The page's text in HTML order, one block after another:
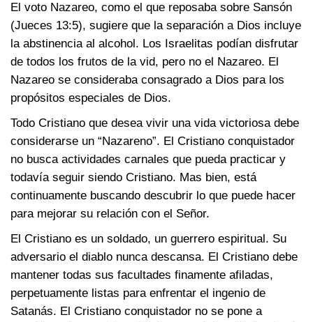
El voto Nazareo, como el que reposaba sobre Sansón
(Jueces 13:5), sugiere que la separación a Dios incluye
la abstinencia al alcohol. Los Israelitas podían disfrutar
de todos los frutos de la vid, pero no el Nazareo. El
Nazareo se consideraba consagrado a Dios para los
propósitos especiales de Dios.
Todo Cristiano que desea vivir una vida victoriosa debe
considerarse un “Nazareno”. El Cristiano conquistador
no busca actividades carnales que pueda practicar y
todavía seguir siendo Cristiano. Mas bien, está
continuamente buscando descubrir lo que puede hacer
para mejorar su relación con el Señor.
El Cristiano es un soldado, un guerrero espiritual. Su
adversario el diablo nunca descansa. El Cristiano debe
mantener todas sus facultades finamente afiladas,
perpetuamente listas para enfrentar el ingenio de
Satanás. El Cristiano conquistador no se pone a